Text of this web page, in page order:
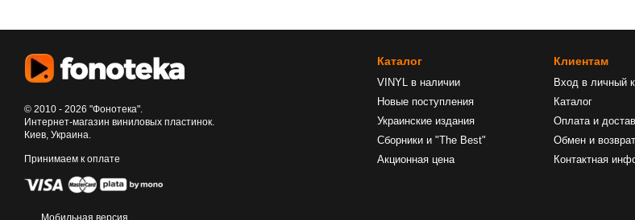
© 2010 - 2026 "Фонотека".
Интернет-магазин виниловых пластинок.
Киев, Украина.
Принимаем к оплате
Мобильная версия
Каталог
VINYL в наличии
Новые поступления
Украинские издания
Сборники и "The Best"
Акционная цена
Клиентам
Вход в личный
Каталог
Оплата и
Обмен и возврат
Контактная